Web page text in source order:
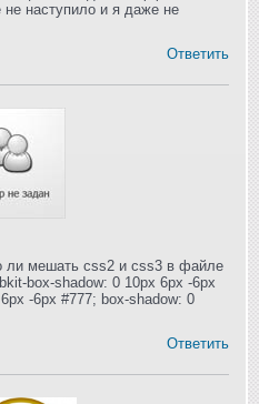
наступило и я даже не
Ответить
ли мешать css2 и css3 в файле
box-shadow: 0 10px 6px -6px
-6px #777; box-shadow: 0
Ответить